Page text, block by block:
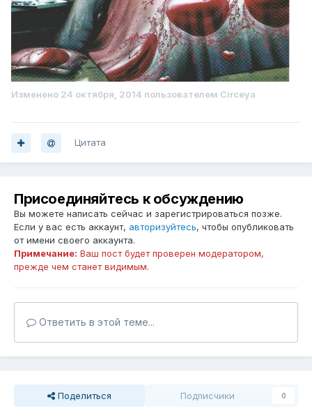
Изменено 24 октября, 2014 пользователем Circeya
Цитата
Присоединяйтесь к обсуждению
Вы можете написать сейчас и зарегистрироваться позже.
Если у вас есть аккаунт, авторизуйтесь, чтобы опубликовать
от имени своего аккаунта.
Примечание: Ваш пост будет проверен модератором,
прежде чем станет видимым.
Ответить в этой теме...
Поделиться Подписчики 0